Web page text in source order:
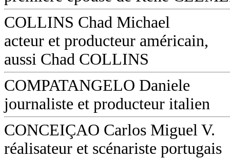
COLLINS Chad Michael
acteur et producteur américain,
aussi Chad COLLINS
COMPATANGELO Daniele
journaliste et producteur italien
CONCEIÇAO Carlos Miguel V.
réalisateur et scénariste portugais